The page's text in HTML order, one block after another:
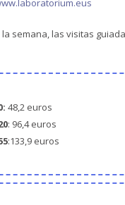
semana, las visitas
48,2 euros
: 96,4 euros
:133,9 euros